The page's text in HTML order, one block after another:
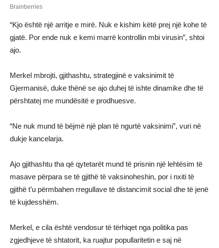
“Kjo është një arritje e mirë. Nuk e kishim këtë prej një kohe të
gjatë. Por ende nuk e kemi marrë kontrollin mbi virusin”, shtoi
ajo.
Merkel mbrojti, gjithashtu, strategjinë e vaksinimit të
Gjermanisë, duke thënë se ajo duhej të ishte dinamike dhe të
përshtatej me mundësitë e prodhuesve.
“Ne nuk mund të bëjmë një plan të ngurtë vaksinimi”, vuri në
dukje kancelarja.
Ajo gjithashtu tha që qytetarët mund të prisnin një lehtësim të
masave përpara se të gjithë të vaksinoheshin, por i nxiti të
gjithë t’u përmbahen rregullave të distancimit social dhe të jenë
të kujdesshëm.
Merkel, e cila është vendosur të tërhiqet nga politika pas
zgjedhjeve të shtatorit, ka ruajtur popullaritetin e saj në